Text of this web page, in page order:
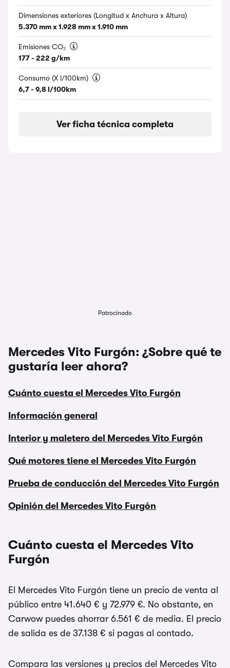
Dimensiones exteriores (Longitud x Anchura x Altura)
5.370 mm x 1.928 mm x 1.910 mm
Emisiones CO₂
177 - 222 g/km
Consumo (X l/100km)
6,7 - 9,8 l/100km
Ver ficha técnica completa
Patrocinado
Mercedes Vito Furgón: ¿Sobre qué te
gustaría leer ahora?
Cuánto cuesta el Mercedes Vito Furgón
Información general
Interior y maletero del Mercedes Vito Furgón
Qué motores tiene el Mercedes Vito Furgón
Prueba de conducción del Mercedes Vito Furgón
Opinión del Mercedes Vito Furgón
Cuánto cuesta el Mercedes Vito
Furgón
El Mercedes Vito Furgón tiene un precio de venta al
público entre 41.640 € y 72.979 €. No obstante, en
Carwow puedes ahorrar 6.561 € de media. El precio
de salida es de 37.138 € si pagas al contado.
Compara las versiones y precios del Mercedes Vito